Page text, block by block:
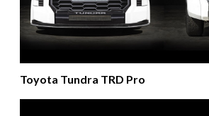
Toyota Tundra TRD Pro